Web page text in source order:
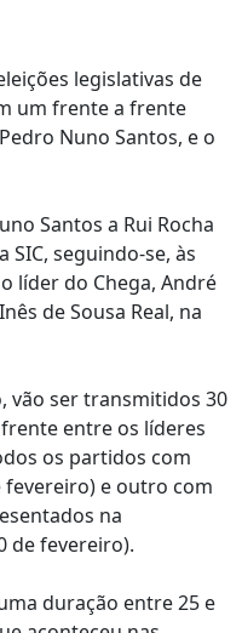
legislativas de
um frente a frente
Nuno Santos, e o
Santos a Rui Rocha
SIC, seguindo-se, às
líder do Chega, André
de Sousa Real, na
vão ser transmitidos 30
entre os líderes
os partidos com
e outro com
na
de fevereiro).
duração entre 25 e